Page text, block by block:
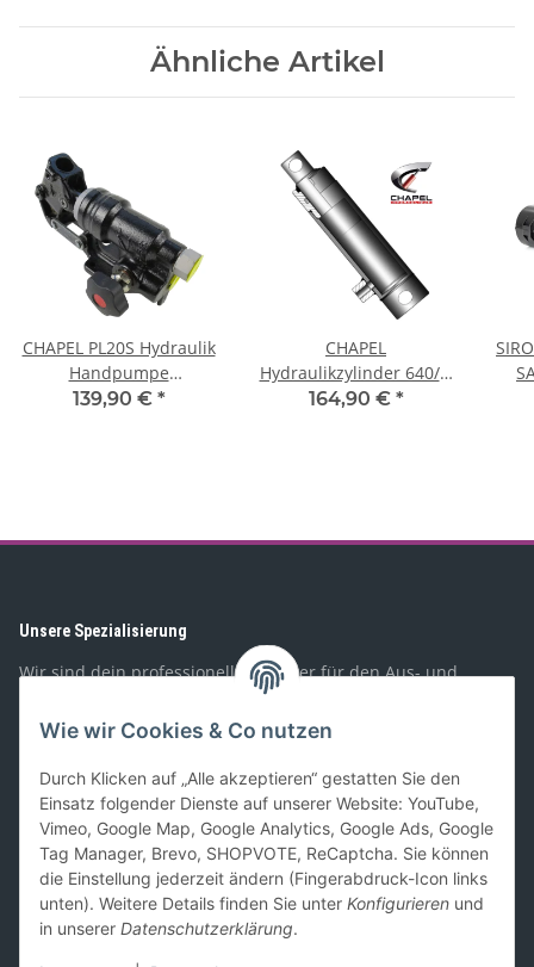
Wie wir Cookies & Co nutzen
Durch Klicken auf „Alle akzeptieren“ gestatten Sie den
Einsatz folgender Dienste auf unserer Website: YouTube,
Vimeo, Google Map, Google Analytics, Google Ads, Google
Tag Manager, Brevo, SHOPVOTE, ReCaptcha. Sie können
die Einstellung jederzeit ändern (Fingerabdruck-Icon links
unten). Weitere Details finden Sie unter Konfigurieren und
in unserer Datenschutzerklärung.
Ähnliche Artikel
CHAPEL PL20S Hydraulik
Handpumpe
Nothandpumpe, 150 bar
139,90 € *
CHAPEL
Hydraulikzylinder 640/5,
einfachwirkend, Hub 500
164,90 € *
Unsere Spezialisierung
Wir sind dein professioneller Partner für den Aus- und
Umbau von Wohnmobilen, Booten, Geländewagen,
Spezialfahrzeugen, und PKW-Anhängern. Mit unserem
Sortiment richten wir uns sowohl an Privat- als auch
Geschäftskunden.
Gesetzliches
Informationen
Zahlung und Versand